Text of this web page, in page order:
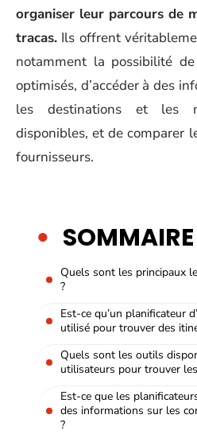
organiser leur parcours de
tracas. Ils offrent
notamment la possibilité
optimisés, d’accéder à des
les destinations et les
disponibles, et de comparer
fournisseurs.
SOMMAIRE
Quels sont les principaux
?
Est-ce qu’un planificateur
utilisé pour trouver des
Quels sont les outils
utilisateurs pour trouver
Est-ce que les
des informations sur les
?